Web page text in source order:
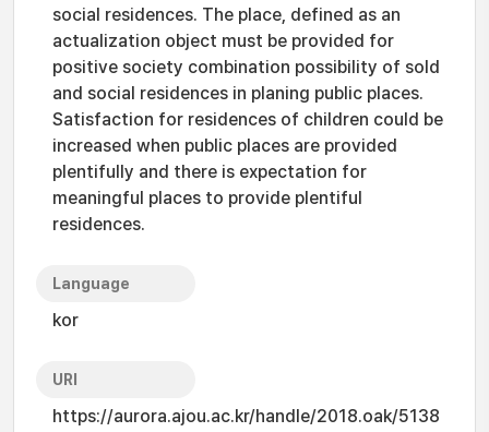
social residences. The place, defined as an
actualization object must be provided for
positive society combination possibility of sold
and social residences in planing public places.
Satisfaction for residences of children could be
increased when public places are provided
plentifully and there is expectation for
meaningful places to provide plentiful
residences.
Language
kor
URI
https://aurora.ajou.ac.kr/handle/2018.oak/5138